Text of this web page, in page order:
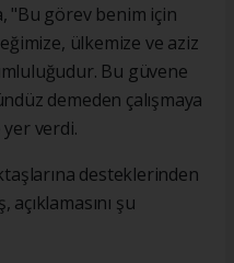
"Bu görev benim için
ülkemize ve aziz
Bu güvene
demeden çalışmaya
verdi.
desteklerinden
şu